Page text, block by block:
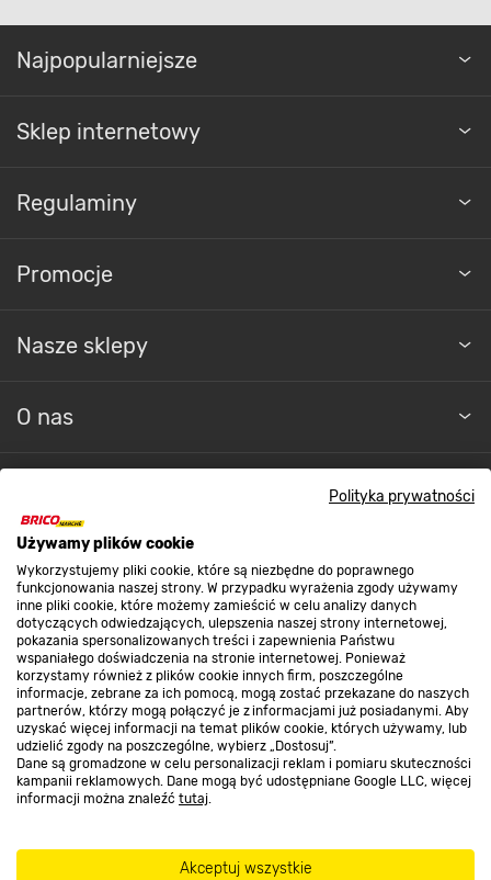
Polityka prywatności
Używamy plików cookie
Wykorzystujemy pliki cookie, które są niezbędne do poprawnego
funkcjonowania naszej strony. W przypadku wyrażenia zgody używamy
inne pliki cookie, które możemy zamieścić w celu analizy danych
dotyczących odwiedzających, ulepszenia naszej strony internetowej,
pokazania spersonalizowanych treści i zapewnienia Państwu
wspaniałego doświadczenia na stronie internetowej. Ponieważ
korzystamy również z plików cookie innych firm, poszczególne
informacje, zebrane za ich pomocą, mogą zostać przekazane do naszych
partnerów, którzy mogą połączyć je z informacjami już posiadanymi. Aby
uzyskać więcej informacji na temat plików cookie, których używamy, lub
udzielić zgody na poszczególne, wybierz „Dostosuj”.
Dane są gromadzone w celu personalizacji reklam i pomiaru skuteczności
kampanii reklamowych. Dane mogą być udostępniane Google LLC, więcej
informacji można znaleźć tutaj.
Akceptuj wszystkie
Kontakt do sklepu
Strefa biznesu
Dołącz do nas
Metody płatności
Informacje handlowe o towarach i ich cenach podane na stronach serwisu: